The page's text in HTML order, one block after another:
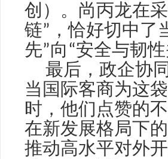
创）。尚丙龙在
链” ，恰好切中了
先” 向 “安全与韧
最后，政企协
当国际客商为这
时，他们点赞的
在新发展格局下
推动高水平对外